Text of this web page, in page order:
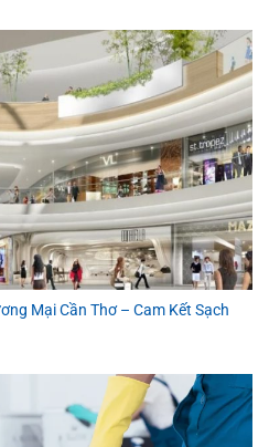
Mại Cần Thơ – Cam Kết Sạch